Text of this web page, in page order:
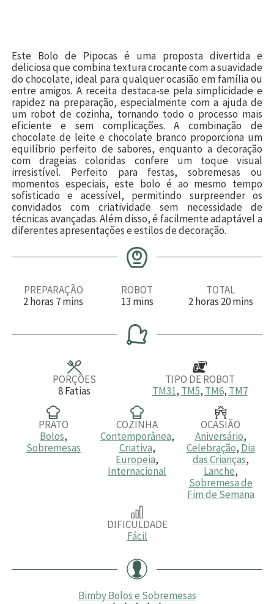
Este Bolo de Pipocas é uma proposta divertida e
deliciosa que combina textura crocante com a suavidade
do chocolate, ideal para qualquer ocasião em família ou
entre amigos. A receita destaca-se pela simplicidade e
rapidez na preparação, especialmente com a ajuda de
um robot de cozinha, tornando todo o processo mais
eficiente e sem complicações. A combinação de
chocolate de leite e chocolate branco proporciona um
equilíbrio perfeito de sabores, enquanto a decoração
com drageias coloridas confere um toque visual
irresistível. Perfeito para festas, sobremesas ou
momentos especiais, este bolo é ao mesmo tempo
sofisticado e acessível, permitindo surpreender os
convidados com criatividade sem necessidade de
técnicas avançadas. Além disso, é facilmente adaptável a
diferentes apresentações e estilos de decoração.
PREPARAÇÃO
2h
a
horas 7m
u
mins
ROBOT
13m
n
u
t
mins
TOTAL
2h
a
horas 20m
u
mins
PORÇÕES
8Fatias
TIPO DE ROBOT
TM31, TM5, TM6, TM7
PRATO
Bolos,
Sobremesas
COZINHA
Contemporânea,
Criativa,
Europeia,
Internacional
OCASIÃO
Aniversário,
Celebração, Dia
das Crianças,
Lanche,
Sobremesa de
Fim de Semana
DIFICULDADE
Fácil
Bimby Bolos e Sobremesas